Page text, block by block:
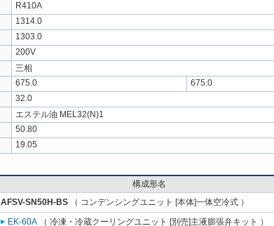
R410A
1314.0
1303.0
200V
三相
675.0
675.0
32.0
エステル油 MEL32(N)1
50.80
19.05
構成形名
AFSV-SN50H-BS （ コンデンシングユニット [本体]一体空冷式 ）
EK-60A （ 冷凍・冷蔵クーリングユニット [別売]主液膨張弁キット ）